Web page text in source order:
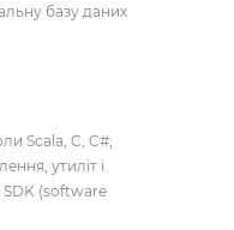
базу даних
Scala, C, C#;
утиліт і
SDK (software